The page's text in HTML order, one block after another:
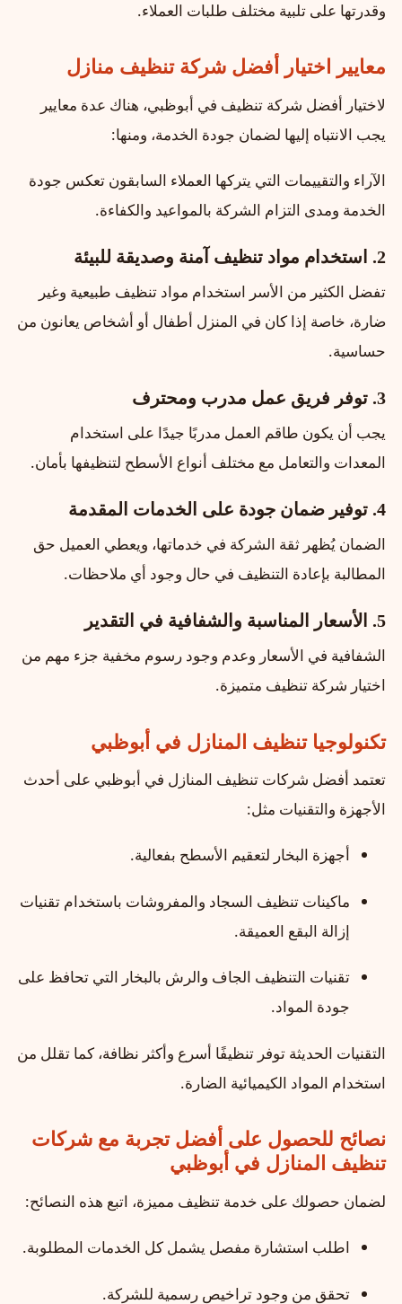
وقدرتها على تلبية مختلف طلبات العملاء.
معايير اختيار أفضل شركة تنظيف منازل
لاختيار أفضل شركة تنظيف في أبوظبي، هناك عدة معايير
يجب الانتباه إليها لضمان جودة الخدمة، ومنها:
الآراء والتقييمات التي يتركها العملاء السابقون تعكس جودة
الخدمة ومدى التزام الشركة بالمواعيد والكفاءة.
2. استخدام مواد تنظيف آمنة وصديقة للبيئة
تفضل الكثير من الأسر استخدام مواد تنظيف طبيعية وغير
ضارة، خاصة إذا كان في المنزل أطفال أو أشخاص يعانون من
حساسية.
3. توفر فريق عمل مدرب ومحترف
يجب أن يكون طاقم العمل مدربًا جيدًا على استخدام
المعدات والتعامل مع مختلف أنواع الأسطح لتنظيفها بأمان.
4. توفير ضمان جودة على الخدمات المقدمة
الضمان يُظهر ثقة الشركة في خدماتها، ويعطي العميل حق
المطالبة بإعادة التنظيف في حال وجود أي ملاحظات.
5. الأسعار المناسبة والشفافية في التقدير
الشفافية في الأسعار وعدم وجود رسوم مخفية جزء مهم من
اختيار شركة تنظيف متميزة.
تكنولوجيا تنظيف المنازل في أبوظبي
تعتمد أفضل شركات تنظيف المنازل في أبوظبي على أحدث
الأجهزة والتقنيات مثل:
أجهزة البخار لتعقيم الأسطح بفعالية.
ماكينات تنظيف السجاد والمفروشات باستخدام تقنيات
إزالة البقع العميقة.
تقنيات التنظيف الجاف والرش بالبخار التي تحافظ على
جودة المواد.
التقنيات الحديثة توفر تنظيفًا أسرع وأكثر نظافة، كما تقلل من
استخدام المواد الكيميائية الضارة.
نصائح للحصول على أفضل تجربة مع شركات
تنظيف المنازل في أبوظبي
لضمان حصولك على خدمة تنظيف مميزة، اتبع هذه النصائح:
اطلب استشارة مفصل يشمل كل الخدمات المطلوبة.
تحقق من وجود تراخيص رسمية للشركة.